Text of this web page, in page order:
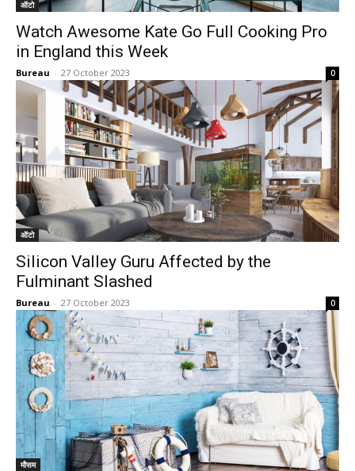
ऑटो
Watch Awesome Kate Go Full Cooking Pro
in England this Week
Bureau - 27 October 2023 0
ऑटो
Silicon Valley Guru Affected by the
Fulminant Slashed
Bureau - 27 October 2023 0
मौसम